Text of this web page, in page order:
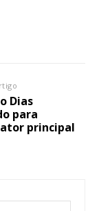
Dias
para
principal